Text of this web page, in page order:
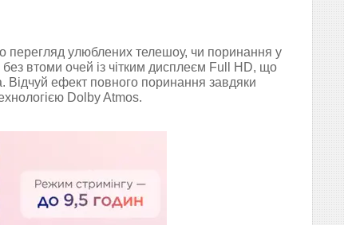
улюблених телешоу, чи поринання у
втоми очей із чітким дисплеєм Full HD, що
Відчуй ефект повного поринання завдяки
Dolby Atmos.